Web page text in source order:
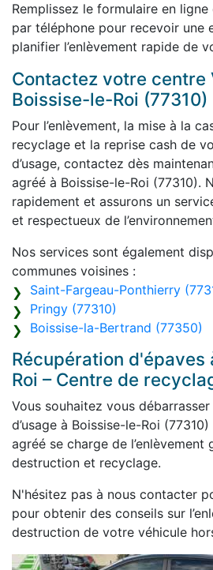
Remplissez le formulaire en
par téléphone pour recevoir une
planifier l’enlèvement rapide de
Contactez votre centre
Boissise-le-Roi (77310)
Pour l’enlèvement, la mise à la
recyclage et la reprise cash de
d’usage, contactez dès
agréé à Boissise-le-Roi (77310).
rapidement et assurons un
et respectueux de
Nos services sont également
communes voisines :
Saint-Fargeau-Ponthierry
Pringy (77310)
Boissise-la-Bertrand (77350)
Récupération d'épaves
Roi – Centre de
Vous souhaitez vous
d’usage à Boissise-le-Roi
agréé se charge de l’enlèvement
destruction et recyclage.
N'hésitez pas à nous contacter
pour obtenir des conseils sur
destruction de votre véhicule